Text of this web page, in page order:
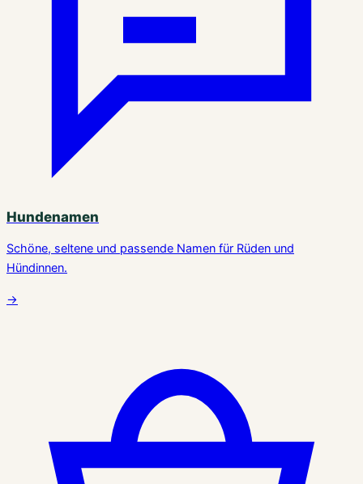
Hundenamen
Schöne, seltene und passende Namen für Rüden und
Hündinnen.
→